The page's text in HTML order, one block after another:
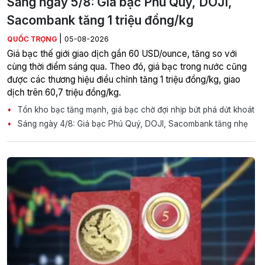
Sacombank tăng 1 triệu đồng/kg
QUỐC TRỌNG 05-08-2026
Giá bạc thế giới giao dịch gần 60 USD/ounce, tăng so với
cùng thời điểm sáng qua. Theo đó, giá bạc trong nước cũng
được các thương hiệu điều chỉnh tăng 1 triệu đồng/kg, giao
dịch trên 60,7 triệu đồng/kg.
Tồn kho bạc tăng mạnh, giá bạc chờ đợi nhịp bứt phá dứt khoát
Sáng ngày 4/8: Giá bạc Phú Quý, DOJI, Sacombank tăng nhẹ